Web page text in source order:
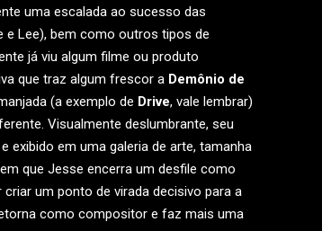
uma escalada ao sucesso das
e Lee), bem como outros tipos de
já viu algum filme ou produto
que traz algum frescor a Demônio de
(a exemplo de Drive, vale lembrar)
Visualmente deslumbrante, seu
exibido em uma galeria de arte, tamanha
que Jesse encerra um desfile como
um ponto de virada decisivo para a
como compositor e faz mais uma